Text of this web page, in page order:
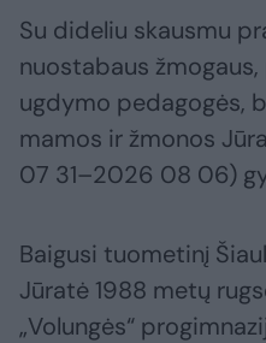
Su dideliu skausmu
nuostabaus
ugdymo pedagogės,
mamos ir žmonos
07 31–2026 08 06)
Baigusi tuometinį
Jūratė 1988 metų
„Volungės“